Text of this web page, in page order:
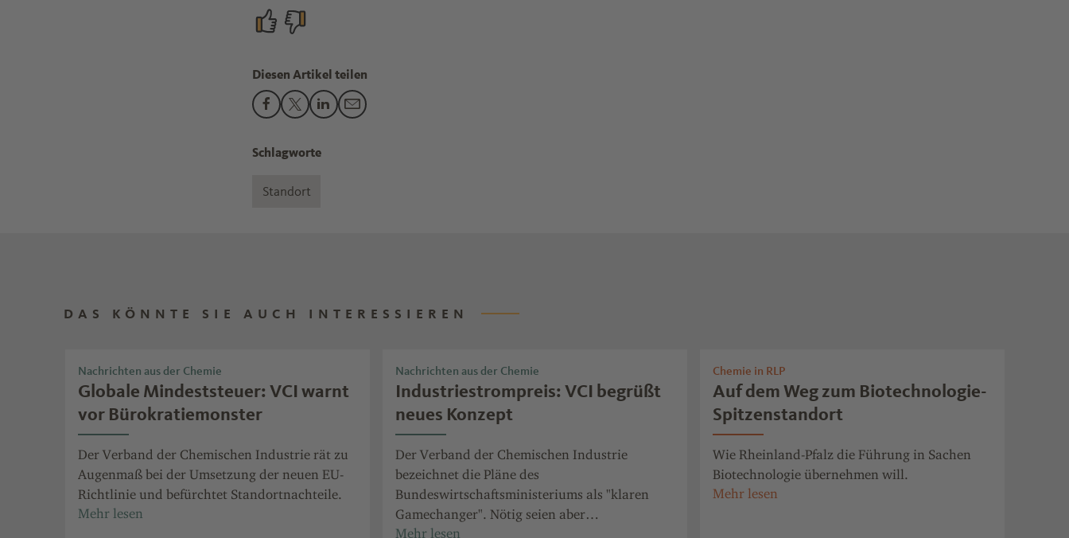
Diesen Artikel teilen
Den Beitrag "VCI: Industriestrategie als starkes Bekenntnis" teilen auf Facebook
Den Beitrag "VCI: Industriestrategie als starkes Bekenntnis" teilen auf X
Den Beitrag "VCI: Industriestrategie als starkes Bekenntnis" teilen auf LinkedIn
Den Beitrag "VCI: Industriestrategie als starkes Bekenntnis" teilen per E-Mail
Schlagworte
Standort
DAS KÖNNTE SIE AUCH INTERESSIEREN
Nachrichten aus der Chemie
Globale Mindeststeuer: VCI warnt
vor Bürokratiemonster
Der Verband der Chemischen Industrie rät zu
Augenmaß bei der Umsetzung der neuen EU-
Richtlinie und befürchtet Standortnachteile.
Nachrichten aus der Chemie
Industriestrompreis: VCI begrüßt
neues Konzept
Der Verband der Chemischen Industrie
bezeichnet die Pläne des
Bundeswirtschaftsministeriums als "klaren
Gamechanger". Nötig seien aber
Nachbesserungen für den Mittelstand.
Chemie in RLP
Auf dem Weg zum Biotechnologie-
Spitzenstandort
Wie Rheinland-Pfalz die Führung in Sachen
Biotechnologie übernehmen will.